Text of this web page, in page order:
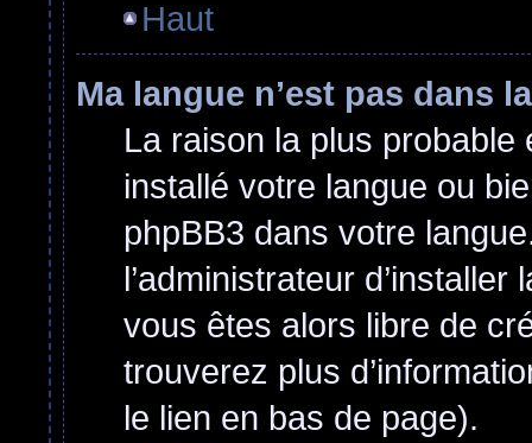
Haut
Ma langue n’est pas dans
La raison la plus probable
installé votre langue ou
phpBB3 dans votre
l’administrateur
vous êtes alors libre de
trouverez plus
le lien en bas de page).